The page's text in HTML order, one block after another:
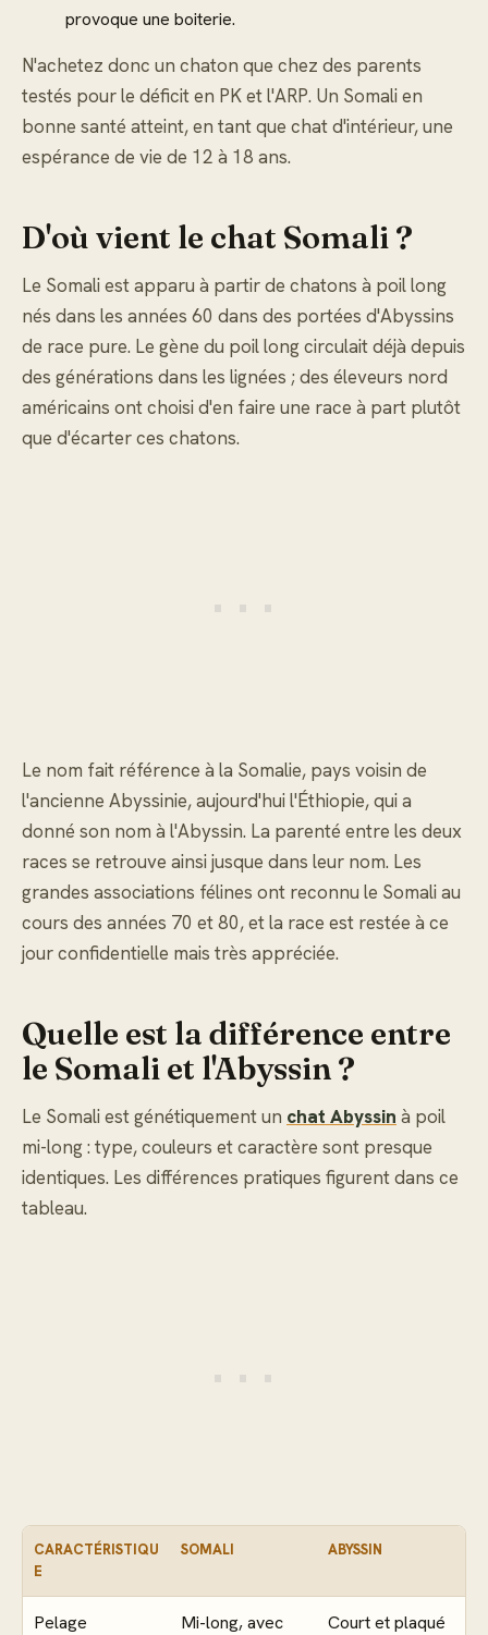
provoque une boiterie.
N'achetez donc un chaton que chez des parents
testés pour le déficit en PK et l'ARP. Un Somali en
bonne santé atteint, en tant que chat d'intérieur, une
espérance de vie de 12 à 18 ans.
D'où vient le chat Somali ?
Le Somali est apparu à partir de chatons à poil long
nés dans les années 60 dans des portées d'Abyssins
de race pure. Le gène du poil long circulait déjà depuis
des générations dans les lignées ; des éleveurs nord
américains ont choisi d'en faire une race à part plutôt
que d'écarter ces chatons.
Le nom fait référence à la Somalie, pays voisin de
l'ancienne Abyssinie, aujourd'hui l'Éthiopie, qui a
donné son nom à l'Abyssin. La parenté entre les deux
races se retrouve ainsi jusque dans leur nom. Les
grandes associations félines ont reconnu le Somali au
cours des années 70 et 80, et la race est restée à ce
jour confidentielle mais très appréciée.
Quelle est la différence entre
le Somali et l'Abyssin ?
Le Somali est génétiquement un chat Abyssin à poil
mi-long : type, couleurs et caractère sont presque
identiques. Les différences pratiques figurent dans ce
tableau.
CARACTÉRISTIQU
E
SOMALI ABYSSIN
Pelage
Mi-long, avec
Court et plaqué